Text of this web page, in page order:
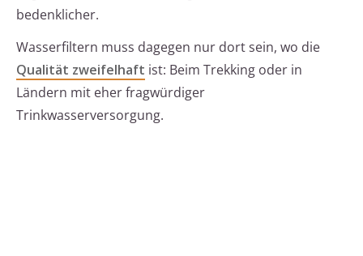
bedenklicher.
Wasserfiltern muss dagegen nur dort sein, wo die
Qualität zweifelhaft ist: Beim Trekking oder in
Ländern mit eher fragwürdiger
Trinkwasserversorgung.